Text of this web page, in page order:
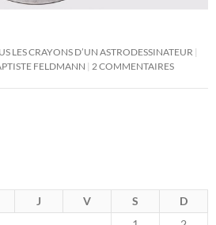
LES CRAYONS D’UN ASTRODESSINATEUR
FELDMANN 2 COMMENTAIRES
J V S
D